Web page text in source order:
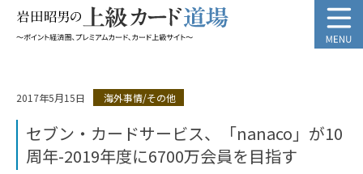
2017年5月15日 海外事情/その他
セブン・カードサービス、「nanaco」が10
周年-2019年度に6700万会員を目指す